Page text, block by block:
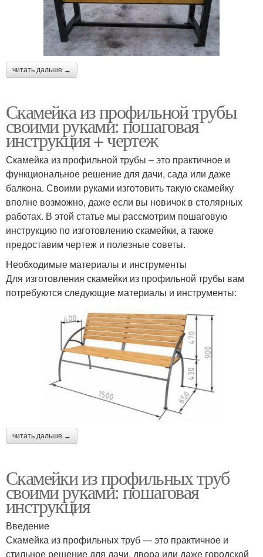
читать дальше →
Скамейка из профильной трубы
своими руками: пошаговая
инструкция + чертеж
Скамейка из профильной трубы – это практичное и
функциональное решение для дачи, сада или даже
балкона. Своими руками изготовить такую скамейку
вполне возможно, даже если вы новичок в столярных
работах. В этой статье мы рассмотрим пошаговую
инструкцию по изготовлению скамейки, а также
предоставим чертеж и полезные советы.
Необходимые материалы и инструменты
Для изготовления скамейки из профильной трубы вам
потребуются следующие материалы и инструменты:
читать дальше →
Скамейки из профильных труб
своими руками: пошаговая
инструкция
Введение
Скамейка из профильных труб — это практичное и
стильное решение для дачи, двора или даже городской